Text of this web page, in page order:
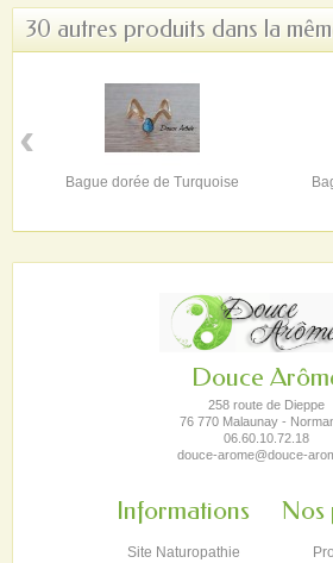
30 autres produits dans la
Bague dorée de Turquoise
‹
Douce
258 route de Dieppe
76 770 Malaunay -
06.60.10.72.18
douce-arome@douce-
Informations
Site Naturopathie
Nos